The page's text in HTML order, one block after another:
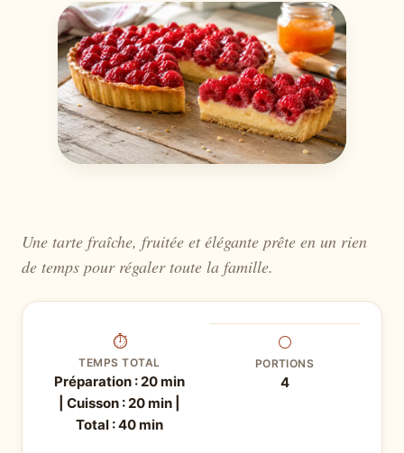
Une tarte fraîche, fruitée et élégante prête en un rien
de temps pour régaler toute la famille.
⏱
TEMPS TOTAL
Préparation : 20 min
| Cuisson : 20 min |
Total : 40 min
⚪
PORTIONS
4